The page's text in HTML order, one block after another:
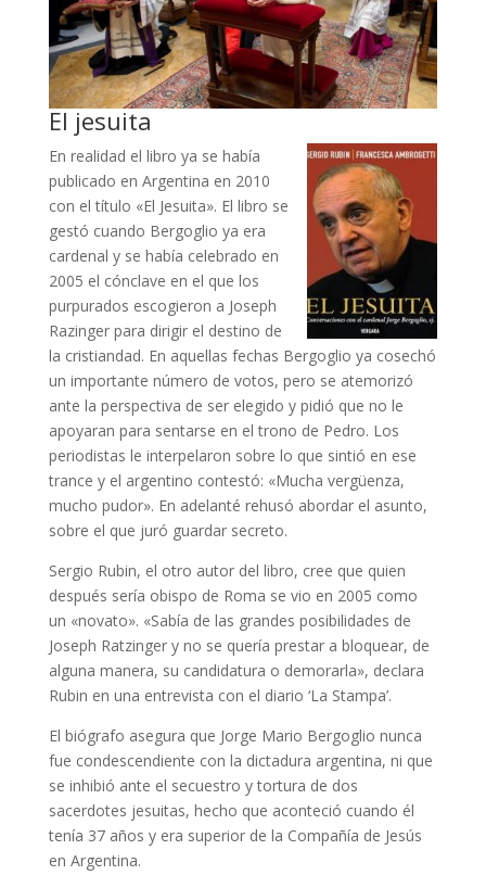
El jesuita
En realidad el libro ya se había
publicado en Argentina en 2010
con el título «El Jesuita». El libro se
gestó cuando Bergoglio ya era
cardenal y se había celebrado en
2005 el cónclave en el que los
purpurados escogieron a Joseph
Razinger para dirigir el destino de
la cristiandad. En aquellas fechas Bergoglio ya cosechó
un importante número de votos, pero se atemorizó
ante la perspectiva de ser elegido y pidió que no le
apoyaran para sentarse en el trono de Pedro. Los
periodistas le interpelaron sobre lo que sintió en ese
trance y el argentino contestó: «Mucha vergüenza,
mucho pudor». En adelanté rehusó abordar el asunto,
sobre el que juró guardar secreto.
Sergio Rubin, el otro autor del libro, cree que quien
después sería obispo de Roma se vio en 2005 como
un «novato». «Sabía de las grandes posibilidades de
Joseph Ratzinger y no se quería prestar a bloquear, de
alguna manera, su candidatura o demorarla», declara
Rubin en una entrevista con el diario ‘La Stampa’.
El biógrafo asegura que Jorge Mario Bergoglio nunca
fue condescendiente con la dictadura argentina, ni que
se inhibió ante el secuestro y tortura de dos
sacerdotes jesuitas, hecho que aconteció cuando él
tenía 37 años y era superior de la Compañía de Jesús
en Argentina.